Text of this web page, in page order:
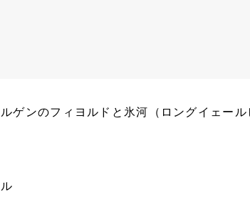
ゲンのフィヨルドと氷河（ロングイェール